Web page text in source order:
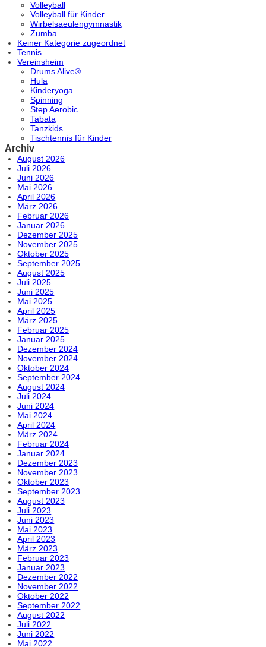
Volleyball
Volleyball für Kinder
Wirbelsaeulengymnastik
Zumba
Keiner Kategorie zugeordnet
Tennis
Vereinsheim
Drums Alive®
Hula
Kinderyoga
Spinning
Step Aerobic
Tabata
Tanzkids
Tischtennis für Kinder
Archiv
August 2026
Juli 2026
Juni 2026
Mai 2026
April 2026
März 2026
Februar 2026
Januar 2026
Dezember 2025
November 2025
Oktober 2025
September 2025
August 2025
Juli 2025
Juni 2025
Mai 2025
April 2025
März 2025
Februar 2025
Januar 2025
Dezember 2024
November 2024
Oktober 2024
September 2024
August 2024
Juli 2024
Juni 2024
Mai 2024
April 2024
März 2024
Februar 2024
Januar 2024
Dezember 2023
November 2023
Oktober 2023
September 2023
August 2023
Juli 2023
Juni 2023
Mai 2023
April 2023
März 2023
Februar 2023
Januar 2023
Dezember 2022
November 2022
Oktober 2022
September 2022
August 2022
Juli 2022
Juni 2022
Mai 2022